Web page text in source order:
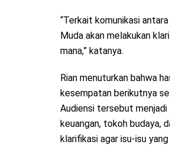
“Terkait komunikasi
Muda akan melakukan
mana,” katanya.
Rian menuturkan bahwa
kesempatan berikutnya
Audiensi tersebut menjadi
keuangan, tokoh budaya,
klarifikasi agar isu-isu